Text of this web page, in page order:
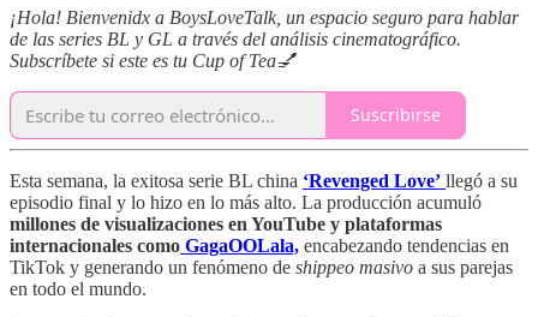
¡Hola! Bienvenidx a BoysLoveTalk, un espacio seguro para hablar
de las series BL y GL a través del análisis cinematográfico.
Subscríbete si este es tu Cup of Tea💅
Suscribirse
Esta semana, la exitosa serie BL china ‘Revenged Love’ llegó a su
episodio final y lo hizo en lo más alto. La producción acumuló
millones de visualizaciones en YouTube y plataformas
internacionales como GagaOOLala, encabezando tendencias en
TikTok y generando un fenómeno de shippeo masivo a sus parejas
en todo el mundo.